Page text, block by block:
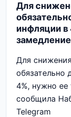
Для
инфляции в
Для
обязательно
4%, нужно ее
сообщила
Telegram